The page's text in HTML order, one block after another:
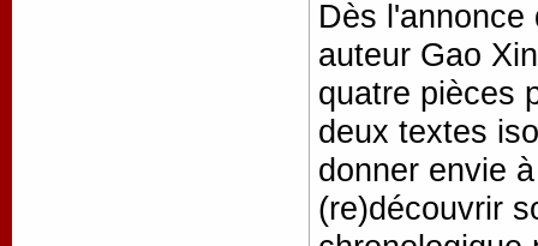
Dès
auteur Gao
quatre pièces
deux textes
donner envie
(re)découvrir